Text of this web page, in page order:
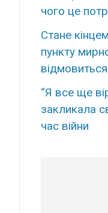
чого це
Стане
пункту
“Я все ще
закликала
час війни